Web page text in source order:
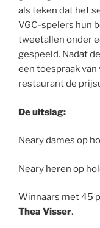
als teken dat het
VGC-spelers hun
tweetallen onder
gespeeld. Nadat
een toespraak
restaurant de
De uitslag:
Neary dames op
Neary heren op
Winnaars met 45
Thea Visser.